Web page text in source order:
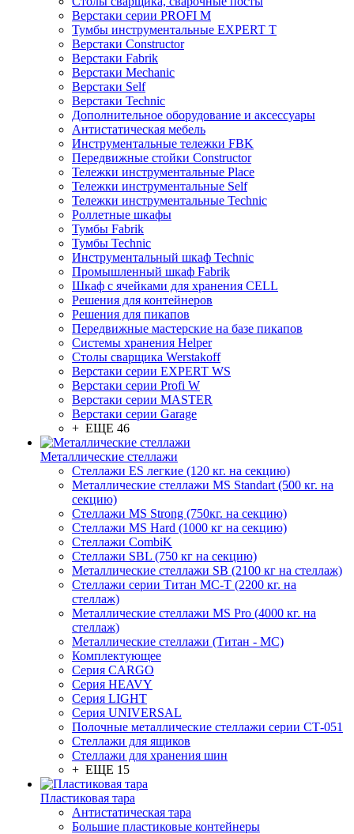
Верстаки серии PROFI M
Тумбы инструментальные EXPERT T
Верстаки Constructor
Верстаки Fabrik
Верстаки Mechanic
Верстаки Self
Верстаки Technic
Дополнительное оборудование и аксессуары
Антистатическая мебель
Инструментальные тележки FBK
Передвижные стойки Constructor
Тележки инструментальные Place
Тележки инструментальные Self
Тележки инструментальные Technic
Роллетные шкафы
Тумбы Fabrik
Тумбы Technic
Инструментальный шкаф Technic
Промышленный шкаф Fabrik
Шкаф с ячейками для хранения CELL
Решения для контейнеров
Решения для пикапов
Передвижные мастерские на базе пикапов
Системы хранения Helper
Столы сварщика Werstakoff
Верстаки серии EXPERT WS
Верстаки серии Profi W
Верстаки серии MASTER
Верстаки серии Garage
+ ЕЩЕ 46
Металлические стеллажи
Стеллажи ES легкие (120 кг. на секцию)
Металлические стеллажи MS Standart (500 кг. на
секцию)
Стеллажи MS Strong (750кг. на секцию)
Стеллажи MS Hard (1000 кг на секцию)
Стеллажи CombiK
Стеллажи SBL (750 кг на секцию)
Металлические стеллажи SB (2100 кг на стеллаж)
Стеллажи серии Титан МС-Т (2200 кг. на
стеллаж)
Металлические стеллажи MS Pro (4000 кг. на
стеллаж)
Металлические стеллажи (Титан - МС)
Комплектующее
Серия CARGO
Серия HEAVY
Серия LIGHT
Серия UNIVERSAL
Полочные металлические стеллажи серии СТ-051
Стеллажи для ящиков
Стеллажи для хранения шин
+ ЕЩЕ 15
Пластиковая тара
Антистатическая тара
Большие пластиковые контейнеры